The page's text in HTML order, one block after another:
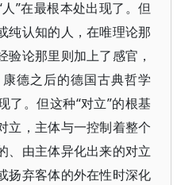
”在最根本处出现了。但
纯认知的人，在唯理论那
验论那里则加上了感官，
德之后的德国古典哲学
了。但这种“对立”的根基
立，主体与一控制着整个
、由主体异化出来的对立
扬弃客体的外在性时深化